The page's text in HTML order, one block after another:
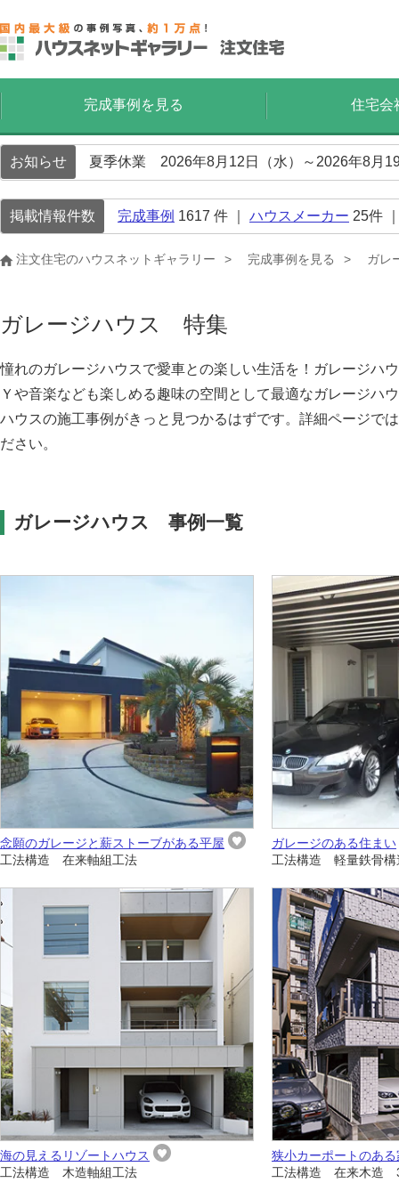
完成事例を見る 住宅会
お知らせ 夏季休業 2026年8月12日（水）～2026年8月
掲載情報件数 完成事例 1617 件 ｜ ハウスメーカー 25件
注文住宅のハウスネットギャラリー 完成事例を見る ガレ
ガレージハウス 特集
憧れのガレージハウスで愛車との楽しい生活を！ガレージハ
Ｙや音楽なども楽しめる趣味の空間として最適なガレージハ
ハウスの施工事例がきっと見つかるはずです。詳細ページで
ださい。
ガレージハウス 事例一覧
念願のガレージと薪ストーブがある平屋
工法構造 在来軸組工法
ガレージのある住まい
工法構造 軽量鉄骨構
海の見えるリゾートハウス
工法構造 木造軸組工法
狭小カーポートのある
工法構造 在来木造